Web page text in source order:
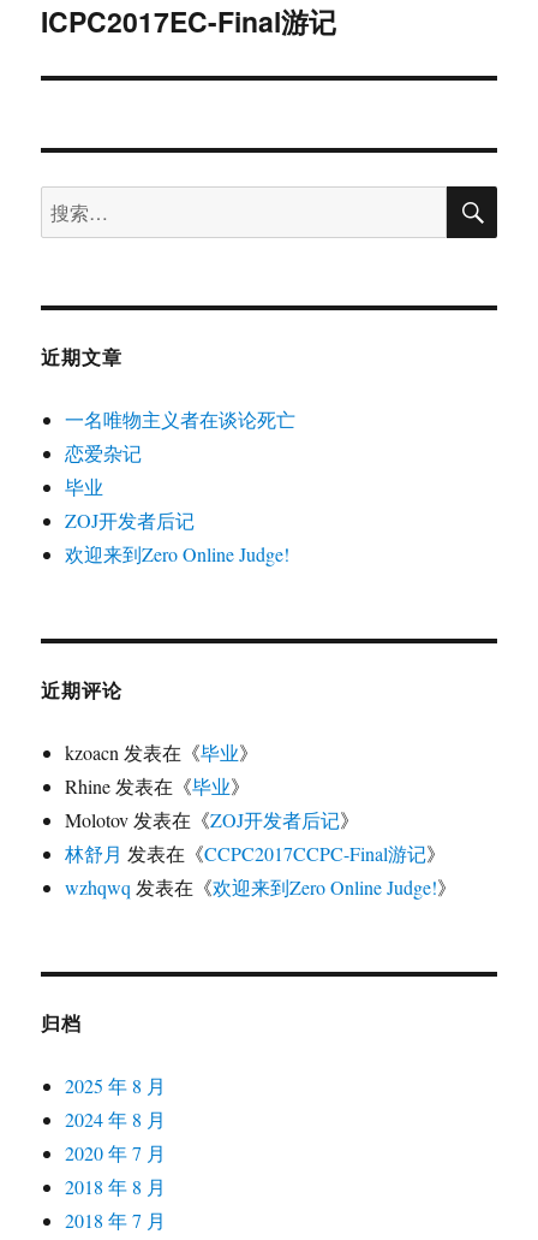
下
文
ICPC2017EC-Final游记
搜
索：
搜
近期文章
一名唯物主义者在谈论死亡
恋爱杂记
毕业
ZOJ开发者后记
欢迎来到Zero Online Judge!
近期评论
kzoacn 发表在《毕业》
Rhine 发表在《毕业》
Molotov 发表在《ZOJ开发者后记》
林舒月 发表在《CCPC2017CCPC-Final游记》
wzhqwq 发表在《欢迎来到Zero Online Judge!》
归档
2025 年 8 月
2024 年 8 月
2020 年 7 月
2018 年 8 月
2018 年 7 月